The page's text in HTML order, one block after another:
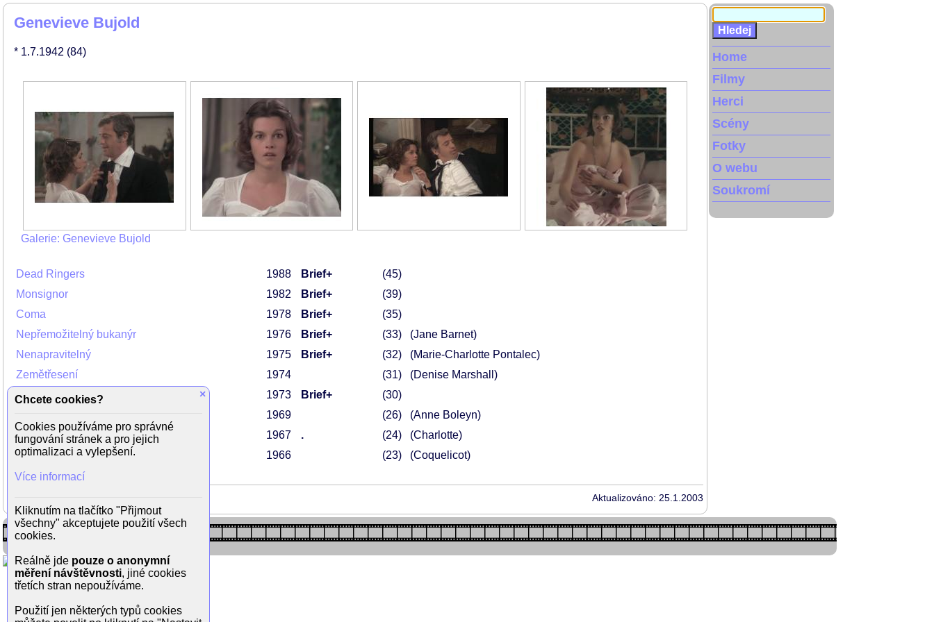
Genevieve Bujold
* 1.7.1942 (84)
Galerie: Genevieve Bujold
Dead Ringers 1988 Brief+
45
Monsignor
1982 Brief+
39
Coma
1978 Brief+
35
Nepřemožitelný bukanýr
1976 Brief+ 33
(Jane Barnet)
Nenapravitelný
1975 Brief+ 32
(Marie-Charlotte Pontalec)
Zemětřesení
1974 31
(Denise Marshall)
Kamouraska
1973 Brief+
30
1969 26
(Anne Boleyn)
Zloděj z Paříže
1967 . 24
(Charlotte)
Srdcový král
1966 23 (Coquelicot)
Aktualizováno: 25.1.2003
Home
Filmy
Herci
Scény
Fotky
O webu
Soukromí
×
Chcete cookies?
Cookies používáme pro správné
fungování stránek a pro jejich
optimalizaci a vylepšení.
Více informací
Kliknutím na tlačítko "Přijmout
všechny" akceptujete použití všech
cookies.
Reálně jde pouze o anonymní
měření návštěvnosti, jiné cookies
třetích stran nepoužíváme.
Použití jen některých typů cookies